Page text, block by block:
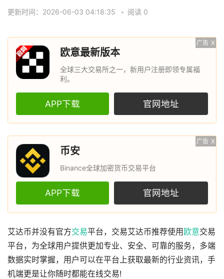
更新时间：2026-06-03 04:18:35 • 阅读 0
广告 X
欧意最新版本
全球三大交易所之一，新用户注册即领专属福
利。
APP下载 官网地址
广告 X
币安
Binance全球加密货币交易平台
APP下载 官网地址
艾达币并没有官方交易平台，交易艾达币推荐使用 欧意交易
平台，为全球用户提供更加专业、安全、可靠的服务，多端
数据实时掌握，用户可以在平台上获取最新的行业资讯，手
机端更是让你随时都能在线交易!